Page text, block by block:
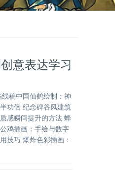
意表达学习
稿中国仙鹤绘制：神
功倍 纪念碑谷风建筑
感瞬间提升的方法 蜂
鸡插画：手绘与数字
技巧 爆炸色彩插画：